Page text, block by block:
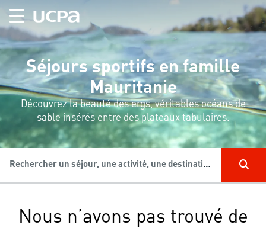
Séjours sportifs en famille
Mauritanie
Découvrez la beauté des ergs, véritables océans de
sable insérés entre des plateaux tabulaires.
Rechercher un séjour, une activité, une destination...
Nous n’avons pas trouvé de